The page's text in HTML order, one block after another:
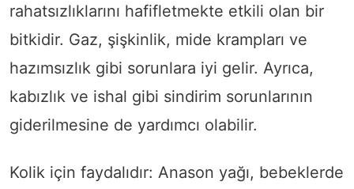
rahatsızlıklarını hafifletmekte etkili olan bir
bitkidir. Gaz, şişkinlik, mide krampları ve
hazımsızlık gibi sorunlara iyi gelir. Ayrıca,
kabızlık ve ishal gibi sindirim sorunlarının
giderilmesine de yardımcı olabilir.
Kolik için faydalıdır: Anason yağı, bebeklerde